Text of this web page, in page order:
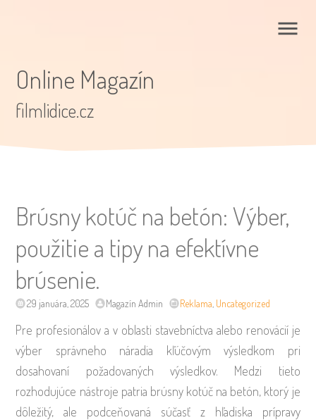
Online Magazín
filmlidice.cz
Brúsny kotúč na betón: Výber,
použitie a tipy na efektívne
brúsenie.
29 januára, 2025 Magazín Admin Reklama Uncategorized
Pre profesionálov a v oblasti stavebníctva alebo renovácií je
výber správneho náradia kľúčovým výsledkom pri
dosahovaní požadovaných výsledkov. Medzi tieto
rozhodujúce nástroje patria brúsny kotúč na betón, ktorý je
dôležitý, ale podceňovaná súčasť z hľadiska prípravy